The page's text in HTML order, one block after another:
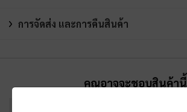
การจัดส่ง และการคืนสินค้า
คุณอาจจะชอบสินค้านี้